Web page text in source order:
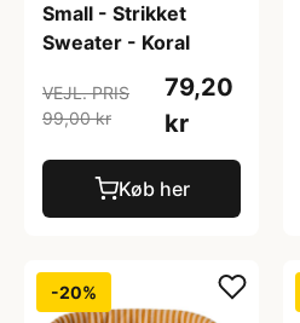
Small - Strikket
Sweater - Koral
VEJL. PRIS
99,00 kr
79,20
kr
Køb her
-20%